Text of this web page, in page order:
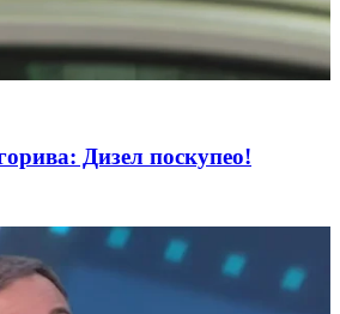
Дизел поскупео!